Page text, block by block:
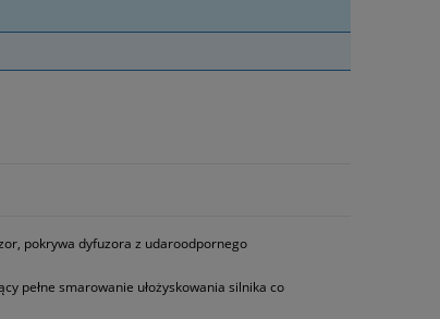
pokrywa dyfuzora z udaroodpornego
pełne smarowanie ułożyskowania silnika co